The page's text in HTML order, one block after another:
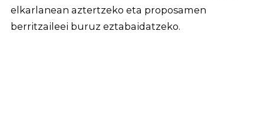
elkarlanean aztertzeko eta proposamen
berritzaileei buruz eztabaidatzeko.